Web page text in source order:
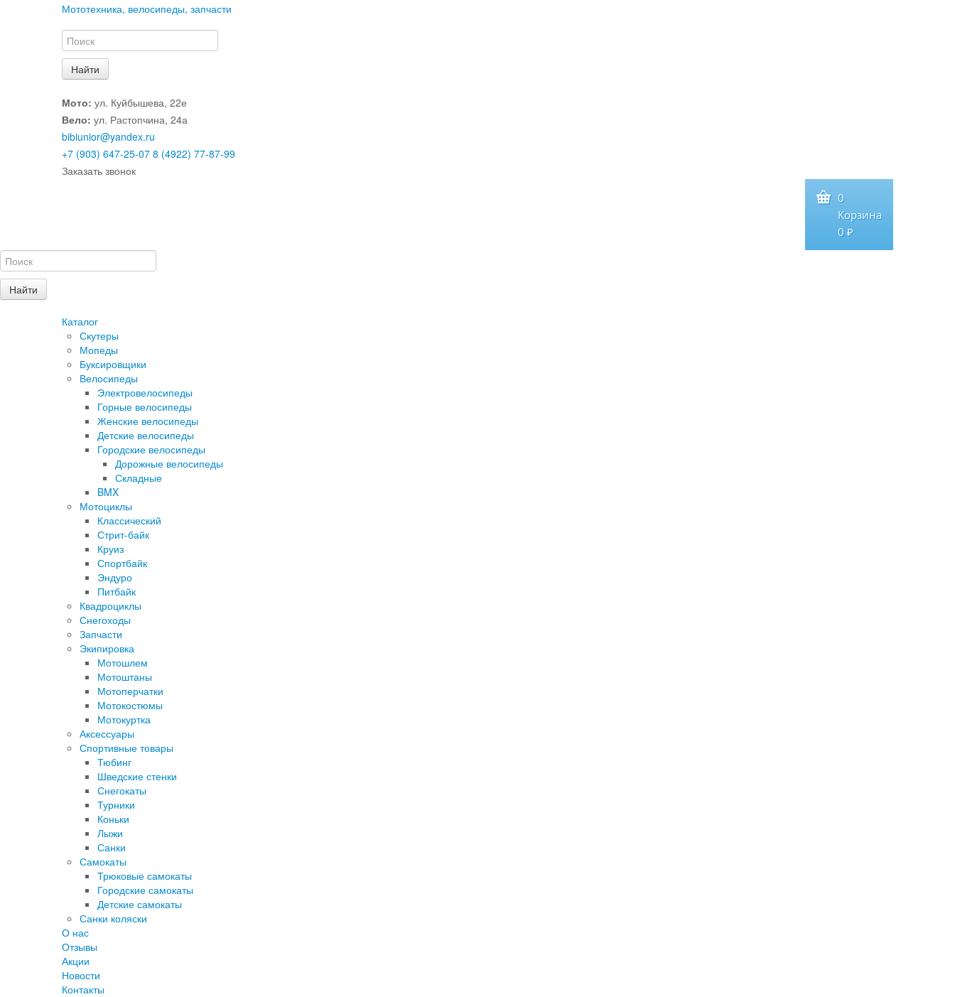
Мототехника, велосипеды, запчасти
Мото: ул. Куйбышева, 22е
Вело: ул. Растопчина, 24а
bibiunior@yandex.ru
+7 (903) 647-25-07 8 (4922) 77-87-99
Заказать звонок
0
Корзина
0 ₽
Каталог
Скутеры
Мопеды
Буксировщики
Велосипеды
Электровелосипеды
Горные велосипеды
Женские велосипеды
Детские велосипеды
Городские велосипеды
Дорожные велосипеды
Складные
BMX
Мотоциклы
Классический
Стрит-байк
Круиз
Спортбайк
Эндуро
Питбайк
Квадроциклы
Снегоходы
Запчасти
Экипировка
Мотошлем
Мотоштаны
Мотоперчатки
Мотокостюмы
Мотокуртка
Аксессуары
Спортивные товары
Тюбинг
Шведские стенки
Снегокаты
Турники
Коньки
Лыжи
Санки
Самокаты
Трюковые самокаты
Городские самокаты
Детские самокаты
Санки коляски
О нас
Отзывы
Акции
Новости
Контакты